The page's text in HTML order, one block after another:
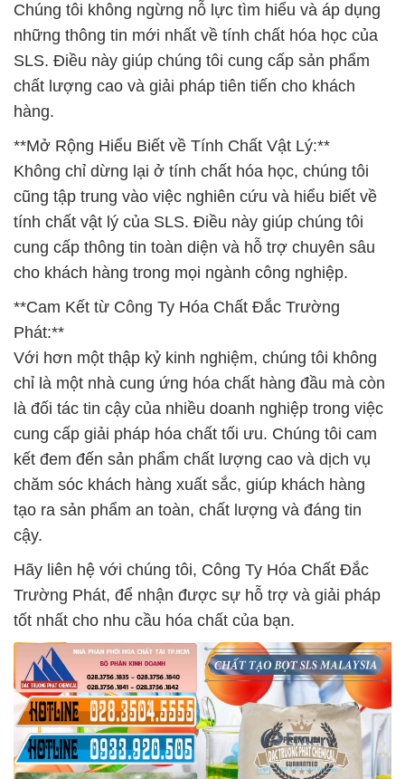
Chúng tôi không ngừng nỗ lực tìm hiểu và áp dụng
những thông tin mới nhất về tính chất hóa học của
SLS. Điều này giúp chúng tôi cung cấp sản phẩm
chất lượng cao và giải pháp tiên tiến cho khách
hàng.
**Mở Rộng Hiểu Biết về Tính Chất Vật Lý:**
Không chỉ dừng lại ở tính chất hóa học, chúng tôi
cũng tập trung vào việc nghiên cứu và hiểu biết về
tính chất vật lý của SLS. Điều này giúp chúng tôi
cung cấp thông tin toàn diện và hỗ trợ chuyên sâu
cho khách hàng trong mọi ngành công nghiệp.
**Cam Kết từ Công Ty Hóa Chất Đắc Trường
Phát:**
Với hơn một thập kỷ kinh nghiệm, chúng tôi không
chỉ là một nhà cung ứng hóa chất hàng đầu mà còn
là đối tác tin cậy của nhiều doanh nghiệp trong việc
cung cấp giải pháp hóa chất tối ưu. Chúng tôi cam
kết đem đến sản phẩm chất lượng cao và dịch vụ
chăm sóc khách hàng xuất sắc, giúp khách hàng
tạo ra sản phẩm an toàn, chất lượng và đáng tin
cậy.
Hãy liên hệ với chúng tôi, Công Ty Hóa Chất Đắc
Trường Phát, để nhận được sự hỗ trợ và giải pháp
tốt nhất cho nhu cầu hóa chất của bạn.